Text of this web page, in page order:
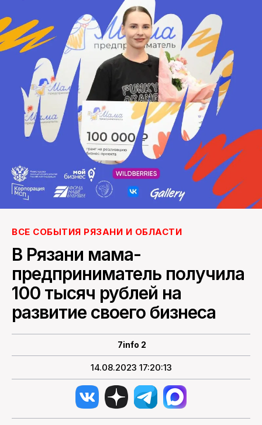
ПОИСК ПО САЙТУ
ВСЕ СОБЫТИЯ РЯЗАНИ И ОБЛАСТИ
В Рязани мама-
предприниматель получила
100 тысяч рублей на
развитие своего бизнеса
7info 2
14.08.2023 17:20:13